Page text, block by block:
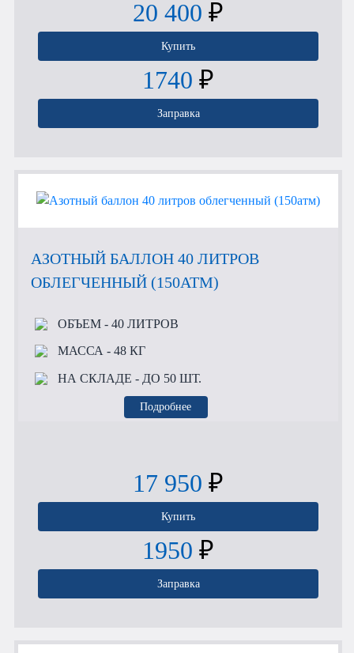
20 400 ₽
Купить
1740 ₽
Заправка
АЗОТНЫЙ БАЛЛОН 40 ЛИТРОВ
ОБЛЕГЧЕННЫЙ (150АТМ)
ОБЪЕМ- 40 ЛИТРОВ
МАССА- 48 КГ
НА СКЛАДЕ - ДО 50 ШТ.
Подробнее
17 950 ₽
Купить
1950 ₽
Заправка